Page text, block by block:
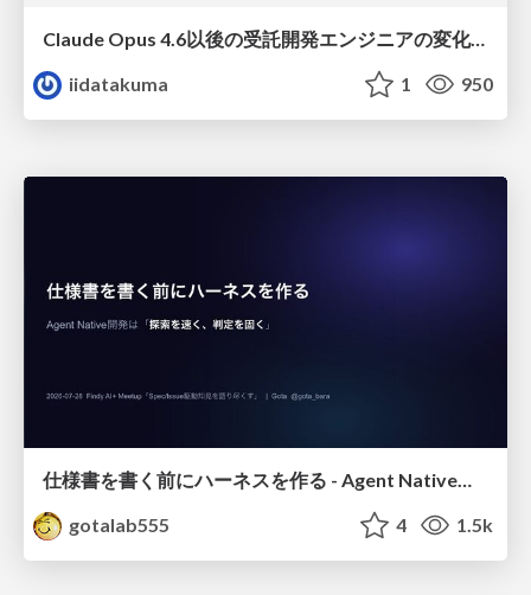
Claude Opus 4.6以後の受託開発エンジニアの変化(Claude Code開発ノウハウ大公開スペシャルbyクラスメソッド)
iidatakuma
1 950
仕様書を書く前にハーネスを作る - Agent Native開発は「探索を速く、判定を固く」
gotalab555
4 1.5k